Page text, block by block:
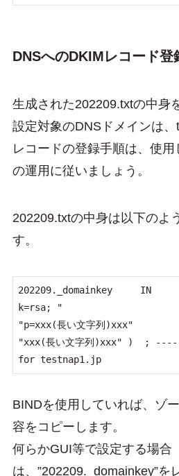
DNSへのDKIMレコード登
生成された202209.txtの中身
設定対象のDNSドメインは、
レコードの登録手順は、使
の運用に従いましょう。
202209.txtの中身は以下のよ
す。
202209._domainkey     IN
k=rsa; "
"p=xxx(長い文字列)xxx"
"xxx(長い文字列)xxx" )  ; -----
for testnap1.jp
BINDを使用していれば、ゾ
容をコピーします。
何らかGUI等で設定する場合
は、”202209._domainkey”を